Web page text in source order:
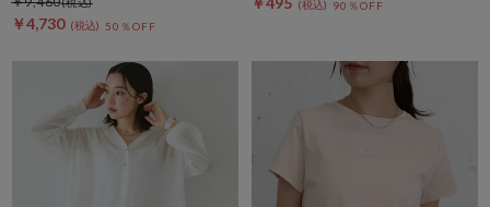
￥4,730 50％OFF
90％OFF